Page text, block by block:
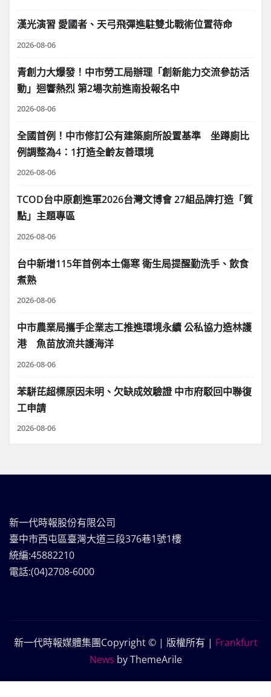
漢光演習 愛國者、天弓飛彈進駐雙北戰術位置待命
2026-08-06
青創力大爆發！中市勞工局辦理「創新能力交流參訪活
動」迴響熱烈 第2場次前進南投報名中
2026-08-06
全國首例！中市修訂公有建築廁所設置基準 坐蹲廁比
例調整為4：1打造全齡友善環境
2026-08-06
TCOD台中原創進軍2026台灣文博會 27組品牌打造「質
點」主題專區
2026-08-06
台中新增115年首例本土傷寒 衛生局提醒勤洗手、飲食
煮熟
2026-08-06
中市農業局攜手企業志工推進環境永續 公私協力造林護
港 魚苗放流共護海洋
2026-08-06
苯駢芘超標原因未明、欠缺成效驗證 中市府駁回中聯復
工申請
2026-08-06
新一代時報股份有限公司
臺中市西屯區臺灣大道三段376巷1號1樓
統編:45882210
電話:(04)2708-6000
新一代時報媒體集團Copyright © | 版權所有 | Frankfurt
News by ThemeArile